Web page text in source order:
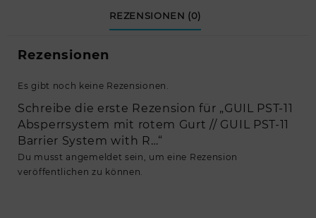
REZENSIONEN (0)
Rezensionen
Es gibt noch keine Rezensionen.
Schreibe die erste Rezension für „GUIL PST-11
Absperrsystem mit rotem Gurt // GUIL PST-11
Barrier System with R…“
Du musst angemeldet sein, um eine Rezension
veröffentlichen zu können.